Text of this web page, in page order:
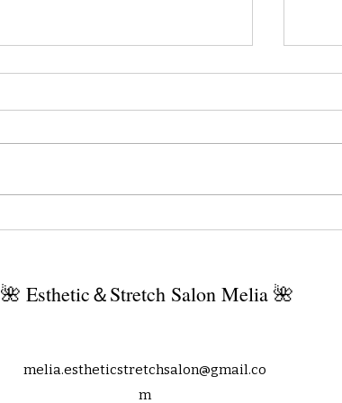
京都・宇治で味わう夏のご褒
📢【
🌺 Esthetic＆Stretch Salon Melia 🌺
melia.estheticstretchsalon@gmail.co
m